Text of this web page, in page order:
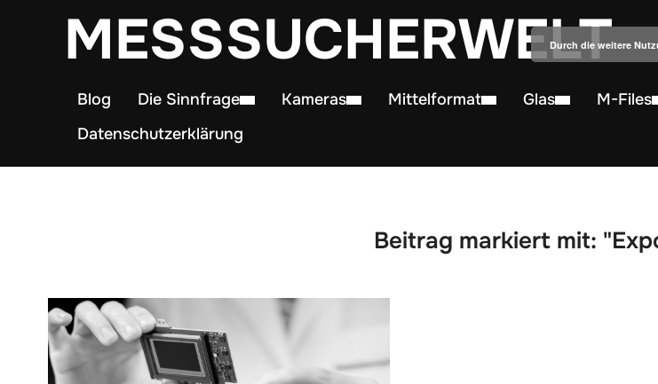
MESSSUCHERWELT
Blog Die Sinnfrage Kameras Mittelformat Glas M-Files
Datenschutzerklärung
Beitrag markiert mit:
Durch die weitere